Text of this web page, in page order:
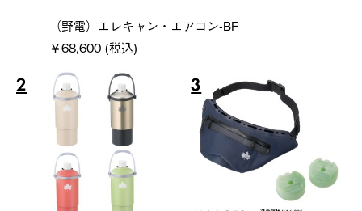
（野電）エレキャン・エアコン-BF
￥68,600 (税込)
2 3